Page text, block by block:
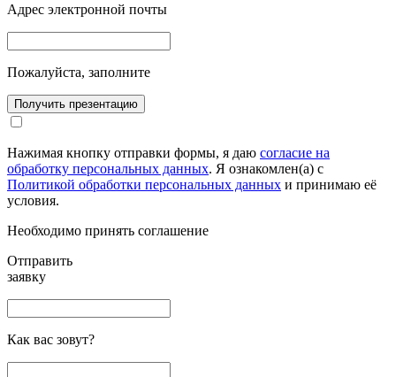
Адрес электронной почты
Пожалуйста, заполните
Получить презентацию
Нажимая кнопку отправки формы, я даю согласие на
обработку персональных данных. Я ознакомлен(а) с
Политикой обработки персональных данных и принимаю её
условия.
Необходимо принять соглашение
Отправить
заявку
Как вас зовут?